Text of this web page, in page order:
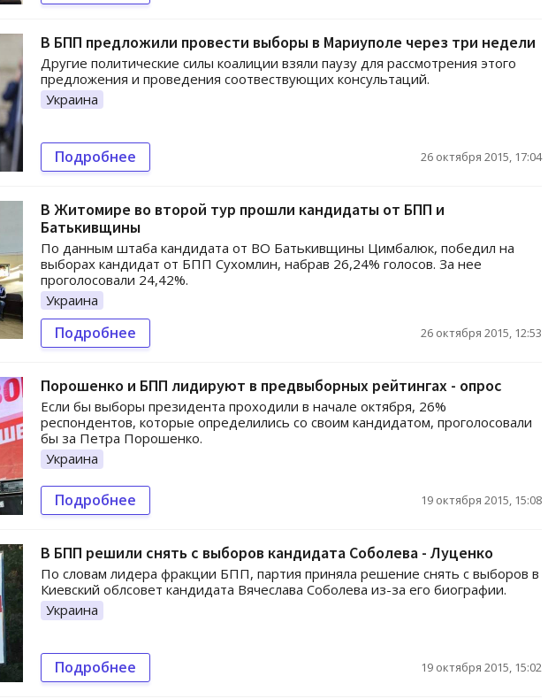
В БПП предложили провести выборы в Мариуполе через три недели
Другие политические силы коалиции взяли паузу для рассмотрения этого
предложения и проведения соотвествующих консультаций.
Украина
Подробнее 26 октября 2015, 17:04
В Житомире во второй тур прошли кандидаты от БПП и
Батькивщины
По данным штаба кандидата от ВО Батькивщины Цимбалюк, победил на
выборах кандидат от БПП Сухомлин, набрав 26,24% голосов. За нее
проголосовали 24,42%.
Украина
Подробнее 26 октября 2015, 12:53
Порошенко и БПП лидируют в предвыборных рейтингах - опрос
Если бы выборы президента проходили в начале октября, 26%
респондентов, которые определились со своим кандидатом, проголосовали
бы за Петра Порошенко.
Украина
Подробнее 19 октября 2015, 15:08
В БПП решили снять с выборов кандидата Соболева - Луценко
По словам лидера фракции БПП, партия приняла решение снять с выборов в
Киевский облсовет кандидата Вячеслава Соболева из-за его биографии.
Украина
Подробнее 19 октября 2015, 15:02